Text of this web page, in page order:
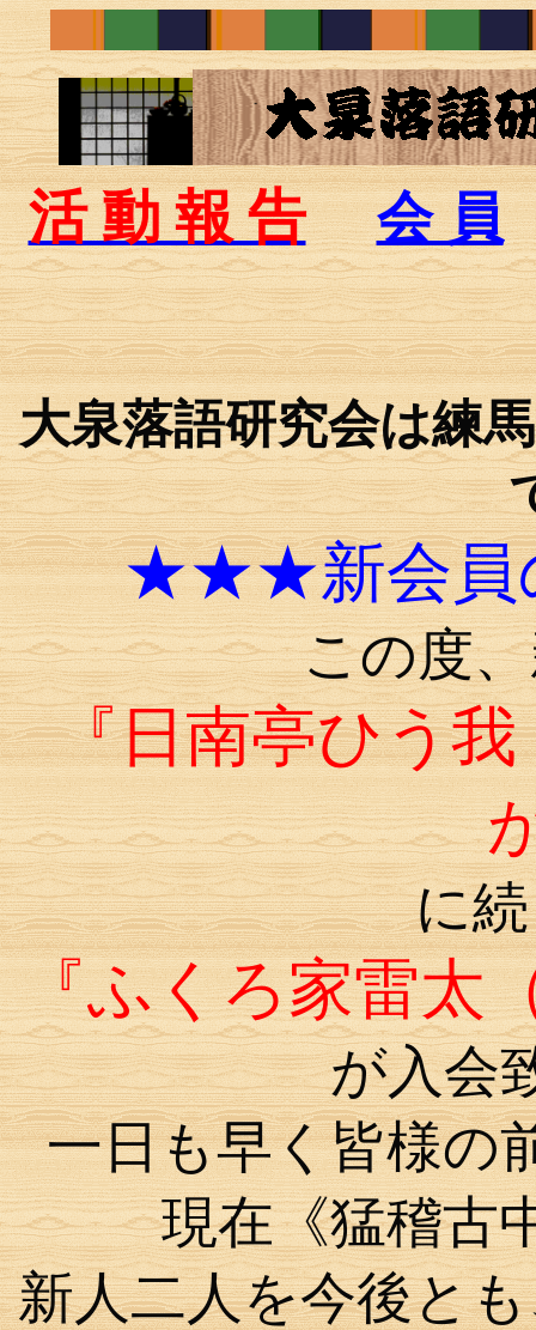
活 動 報 告 会 員
大泉落語研究会は練
★★★新会員
この度
『日南亭ひう
に
『ふくろ家雷太
が入会
一日も早く皆様の
現在《猛稽古
新人二人を今後と